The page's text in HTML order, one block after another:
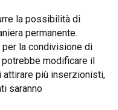
la possibilità di
permanente.
per la condivisione di
modificare il
attirare più inserzionisti,
saranno